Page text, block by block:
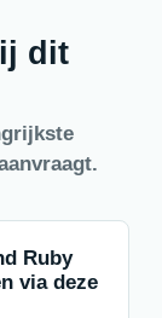
dit
Ruby
via deze